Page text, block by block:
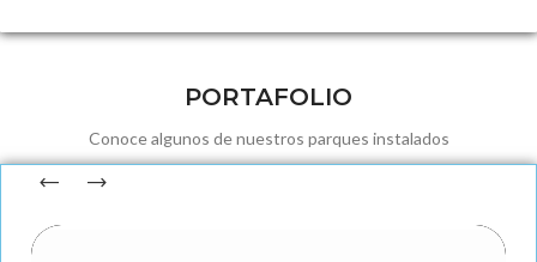
PORTAFOLIO
Conoce algunos de nuestros parques instalados